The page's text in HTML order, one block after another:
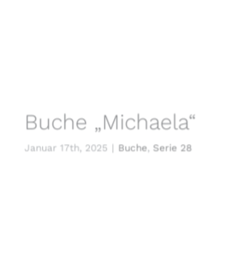
Buche „Michaela“
Januar 17th, 2025 Buche, Serie 28